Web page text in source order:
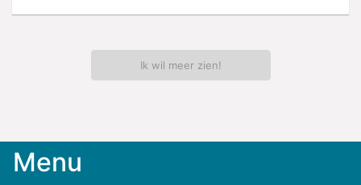
Ik wil meer zien!
Meld
Menu